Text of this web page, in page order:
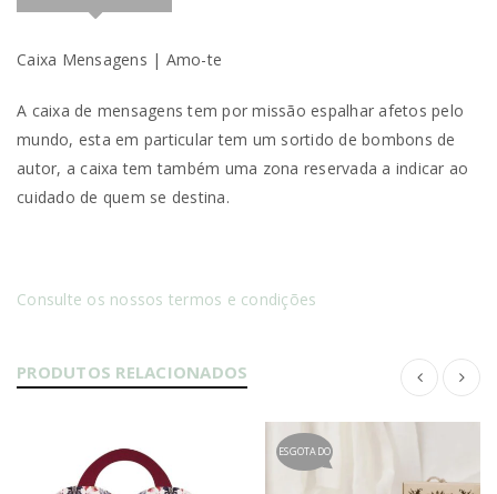
Caixa Mensagens | Amo-te
A caixa de mensagens tem por missão espalhar afetos pelo
mundo, esta em particular tem um sortido de bombons de
autor, a caixa tem também uma zona reservada a indicar ao
cuidado de quem se destina.
Consulte os nossos termos e condições
PRODUTOS RELACIONADOS
ESGOTADO